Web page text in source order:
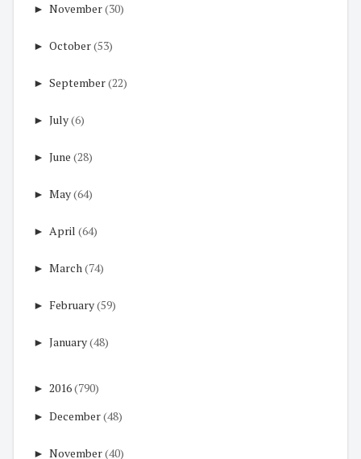
► November(30)
► October(53)
► September(22)
► July(6)
► June (28)
► May(64)
► April (64)
► March(74)
► February(59)
► January(48)
► 2016(790)
► December(48)
► November(40)